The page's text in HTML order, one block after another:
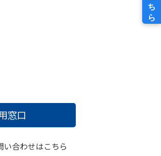
窓口
い合わせはこちら